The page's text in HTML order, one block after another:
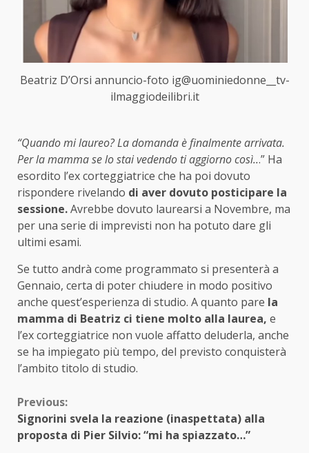
Beatriz D’Orsi annuncio-foto ig@uominiedonne__tv-
ilmaggiodeilibri.it
“Quando mi laureo? La domanda è finalmente arrivata.
Per la mamma se lo stai vedendo ti aggiorno così...” Ha
esordito l’ex corteggiatrice che ha poi dovuto
rispondere rivelando di aver dovuto posticipare la
sessione.Avrebbe dovuto laurearsi a Novembre, ma
per una serie di imprevisti non ha potuto dare gli
ultimi esami.
Se tutto andrà come programmato si presenterà a
Gennaio, certa di poter chiudere in modo positivo
anche quest’esperienza di studio. A quanto pare la
mamma di Beatriz ci tiene molto alla laurea, e
l’ex corteggiatrice non vuole affatto deluderla, anche
se ha impiegato più tempo, del previsto conquisterà
l’ambito titolo di studio.
Continue
Reading
Previous:
Signorini svela la reazione (inaspettata) alla
proposta di Pier Silvio: “mi ha spiazzato…”